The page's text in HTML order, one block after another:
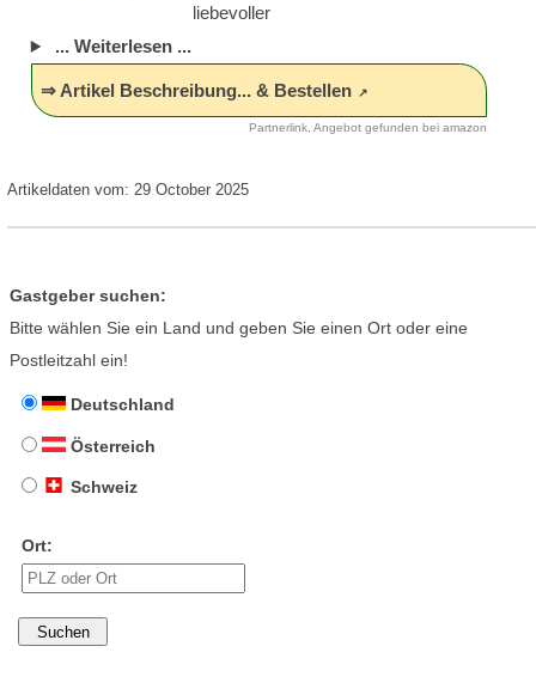
liebevoller
... Weiterlesen ...
⇒ Artikel Beschreibung... & Bestellen
Partnerlink, Angebot gefunden bei amazon
Artikeldaten vom: 29 October 2025
Gastgeber suchen:
Bitte wählen Sie ein Land und geben Sie einen Ort oder eine
Postleitzahl ein!
Deutschland
Österreich
Schweiz
Ort: